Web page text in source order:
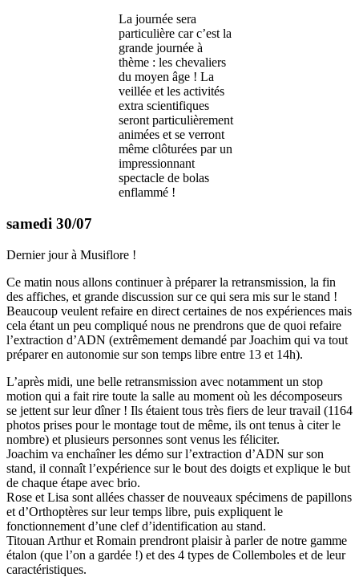
La journée sera
particulière car c’est la
grande journée à
thème : les chevaliers
du moyen âge ! La
veillée et les activités
extra scientifiques
seront particulièrement
animées et se verront
même clôturées par un
impressionnant
spectacle de bolas
enflammé !
samedi 30/07
Dernier jour à Musiflore !
Ce matin nous allons continuer à préparer la retransmission, la fin
des affiches, et grande discussion sur ce qui sera mis sur le stand !
Beaucoup veulent refaire en direct certaines de nos expériences mais
cela étant un peu compliqué nous ne prendrons que de quoi refaire
l’extraction d’ADN (extrêmement demandé par Joachim qui va tout
préparer en autonomie sur son temps libre entre 13 et 14h).
L’après midi, une belle retransmission avec notamment un stop
motion qui a fait rire toute la salle au moment où les décomposeurs
se jettent sur leur dîner ! Ils étaient tous très fiers de leur travail (1164
photos prises pour le montage tout de même, ils ont tenus à citer le
nombre) et plusieurs personnes sont venus les féliciter.
Joachim va enchaîner les démo sur l’extraction d’ADN sur son
stand, il connaît l’expérience sur le bout des doigts et explique le but
de chaque étape avec brio.
Rose et Lisa sont allées chasser de nouveaux spécimens de papillons
et d’Orthoptères sur leur temps libre, puis expliquent le
fonctionnement d’une clef d’identification au stand.
Titouan Arthur et Romain prendront plaisir à parler de notre gamme
étalon (que l’on a gardée !) et des 4 types de Collemboles et de leur
caractéristiques.